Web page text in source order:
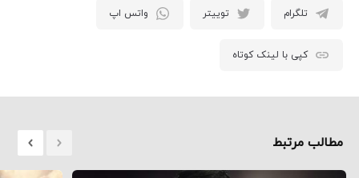
تلگرام توییتر واتس اپ
کپی با لینک کوتاه
مطالب مرتبط